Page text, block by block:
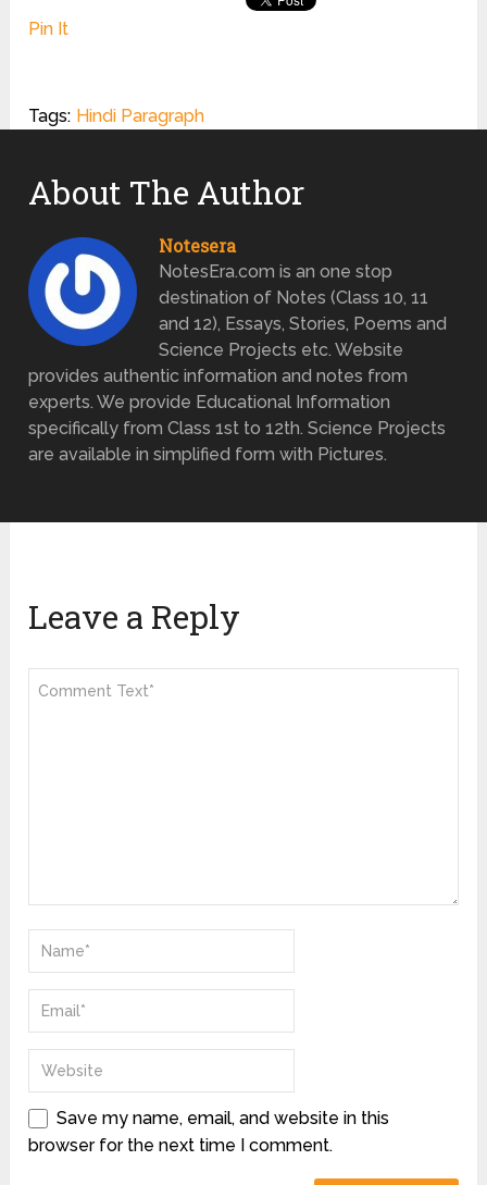
Pin It
Tags: Hindi Paragraph
About The Author
Notesera
NotesEra.com is an one stop
destination of Notes (Class 10, 11
and 12), Essays, Stories, Poems and
Science Projects etc. Website
provides authentic information and notes from
experts. We provide Educational Information
specifically from Class 1st to 12th. Science Projects
are available in simplified form with Pictures.
Leave a Reply
Save my name, email, and website in this
browser for the next time I comment.